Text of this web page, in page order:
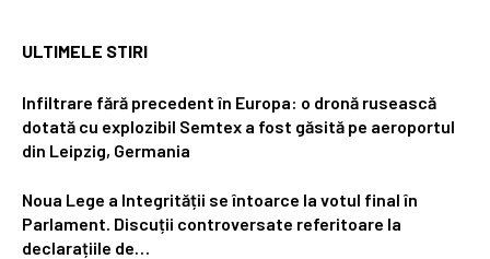
ULTIMELE STIRI
Infiltrare fără precedent în Europa: o dronă rusească
dotată cu explozibil Semtex a fost găsită pe aeroportul
din Leipzig, Germania
Noua Lege a Integrității se întoarce la votul final în
Parlament. Discuții controversate referitoare la
declarațiile de…